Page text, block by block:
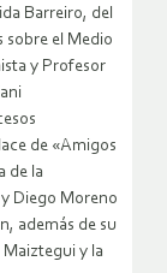
Barreiro, del
sobre el Medio
y Profesor
de «Amigos
de la
Diego Moreno
además de su
Maiztegui y la